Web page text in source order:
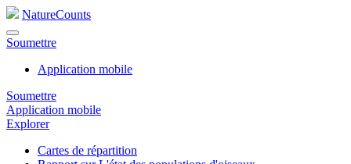
NatureCounts
Soumettre
Application mobile
Soumettre
Application mobile
Explorer
Cartes de répartition